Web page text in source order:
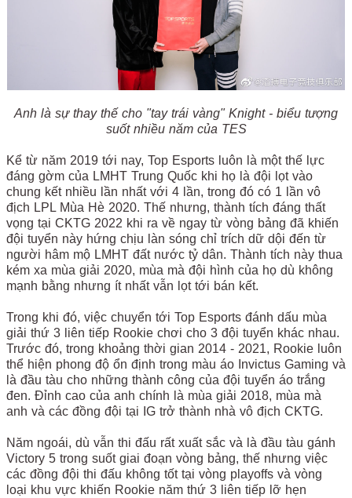
Anh là sự thay thế cho "tay trái vàng" Knight - biểu tượng
suốt nhiều năm của TES
Kể từ năm 2019 tới nay, Top Esports luôn là một thế lực
đáng gờm của LMHT Trung Quốc khi họ là đội lọt vào
chung kết nhiều lần nhất với 4 lần, trong đó có 1 lần vô
địch LPL Mùa Hè 2020. Thế nhưng, thành tích đáng thất
vọng tại CKTG 2022 khi ra về ngay từ vòng bảng đã khiến
đội tuyển này hứng chịu làn sóng chỉ trích dữ dội đến từ
người hâm mộ LMHT đất nước tỷ dân. Thành tích này thua
kém xa mùa giải 2020, mùa mà đội hình của họ dù không
mạnh bằng nhưng ít nhất vẫn lọt tới bán kết.
Trong khi đó, việc chuyển tới Top Esports đánh dấu mùa
giải thứ 3 liên tiếp Rookie chơi cho 3 đội tuyển khác nhau.
Trước đó, trong khoảng thời gian 2014 - 2021, Rookie luôn
thể hiện phong độ ổn định trong màu áo Invictus Gaming và
là đầu tàu cho những thành công của đội tuyển áo trắng
đen. Đỉnh cao của anh chính là mùa giải 2018, mùa mà
anh và các đồng đội tại IG trở thành nhà vô địch CKTG.
Năm ngoái, dù vẫn thi đấu rất xuất sắc và là đầu tàu gánh
Victory 5 trong suốt giai đoạn vòng bảng, thế nhưng việc
các đồng đội thi đấu không tốt tại vòng playoffs và vòng
loại khu vực khiến Rookie năm thứ 3 liên tiếp lỡ hẹn